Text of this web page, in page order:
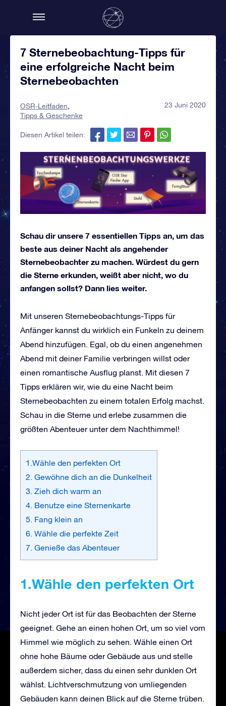
7 Sternebeobachtung-Tipps für
eine erfolgreiche Nacht beim
Sternebeobachten
OSR-Leitfaden
Tipps & Geschenke
23 Juni 2020
Diesen Artikel teilen:
Schau dir unsere 7 essentiellen Tipps an, um das
beste aus deiner Nacht als angehender
Sternebeobachter zu machen. Würdest du gern
die Sterne erkunden, weißt aber nicht, wo du
anfangen sollst? Dann lies weiter.
Mit unseren Sternebeobachtungs-Tipps für
Anfänger kannst du wirklich ein Funkeln zu deinem
Abend hinzufügen. Egal, ob du einen angenehmen
Abend mit deiner Familie verbringen willst oder
einen romantische Ausflug planst. Mit diesen 7
Tipps erklären wir, wie du eine Nacht beim
Sternebeobachten zu einem totalen Erfolg machst.
Schau in die Sterne und erlebe zusammen die
größten Abenteuer unter dem Nachthimmel!
1.Wähle den perfekten Ort
2. Gewöhne dich an die Dunkelheit
3. Zieh dich warm an
4. Benutze eine Sternenkarte
5. Fang klein an
6. Wähle die perfekte Zeit
7. Genieße das Abenteuer
1.Wähle den perfekten Ort
Nicht jeder Ort ist für das Beobachten der Sterne
geeignet. Gehe an einen hohen Ort, um so viel vom
Himmel wie möglich zu sehen. Wähle einen Ort
ohne hohe Bäume oder Gebäude aus und stelle
außerdem sicher, dass du einen sehr dunklen Ort
wählst. Lichtverschmutzung von umliegenden
Gebäuden kann deinen Blick auf die Sterne trüben.